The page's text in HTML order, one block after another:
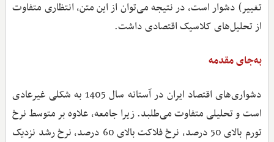
تغییر) دشوار است، در نتیجه می‌توان از این متن، انتظاری متفاوت
از تحلیل‌های کلاسیک اقتصادی داشت.
به‌جای مقدمه
دشواری‌های اقتصاد ایران در آستانه سال 1405 به شکلی غیرعادی
است و تحلیلی متفاوت می‌طلبد. زیرا جامعه، علاوه بر متوسط نرخ
تورم بالای 50 درصد، نرخ فلاکت بالای 60 درصد، نرخ رشد نزدیک